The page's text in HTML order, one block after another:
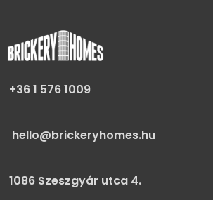
+36 1 576 1009
hello@brickeryhomes.hu
1086 Szeszgyár utca 4.